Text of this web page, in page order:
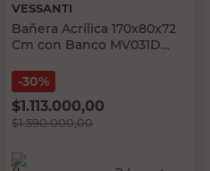
VESSANTI
Bañera Acrílica 170x80x72
Cm con Banco MV031D
30%
$1.113.000,00
$1.590.000,00